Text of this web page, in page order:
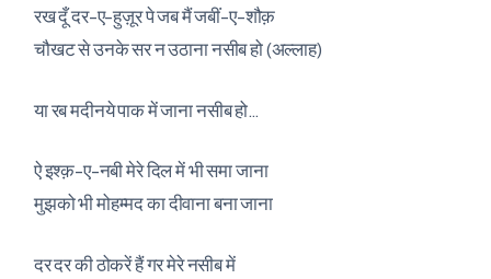
रख दूँ दर-ए-हुज़ूर पे जब मैं जबीं-ए-शौक़
चौखट से उनके सर न उठाना नसीब हो (अल्लाह)
या रब मदीनये पाक में जाना नसीब हो…
ऐ इश्क़-ए-नबी मेरे दिल में भी समा जाना
मुझको भी मोहम्मद का दीवाना बना जाना
दर दर की ठोकरें हैं गर मेरे नसीब में